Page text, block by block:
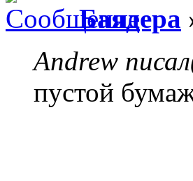
Баядера
Andrew
пустой